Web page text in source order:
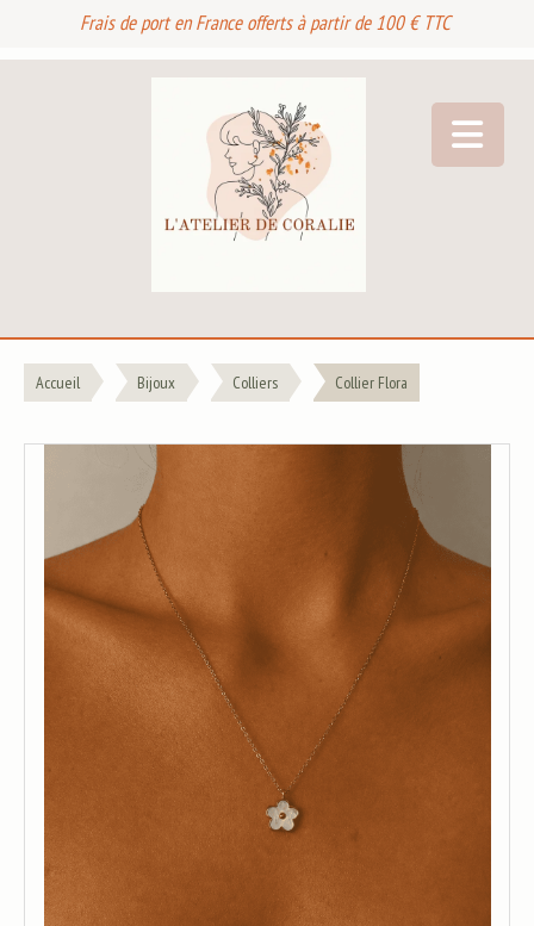
Frais de port en France offerts à partir de 100 € TTC
Accueil Bijoux Colliers Collier Flora